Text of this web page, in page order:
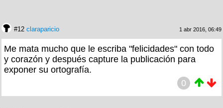
#12 claraparicio 1 abr 2016, 06:49
Me mata mucho que le escriba "felicidades" con todo
y corazón y después capture la publicación para
exponer su ortografía.
0